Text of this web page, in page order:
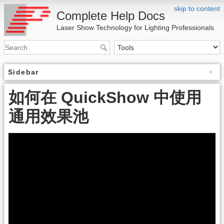
skip to content
Complete Help Docs
Laser Show Technology for Lighting Professionals
Sidebar
如何在 QuickShow 中使用
通用效果池